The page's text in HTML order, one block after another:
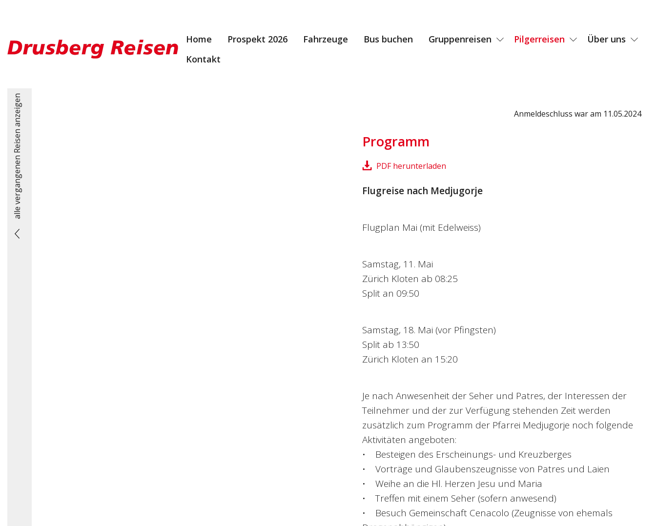
Home Prospekt 2026 Fahrzeuge Bus buchen Gruppenreisen Pilgerreisen
Über uns
Kontakt
alle vergangenen Reisen anzeigen Anmeldeschluss war am 11.05.2024
Programm
PDF herunterladen
Flugreise nach Medjugorje
Flugplan Mai (mit Edelweiss)
Samstag, 11. Mai
Zürich Kloten ab 08:25
Split an 09:50
Samstag, 18. Mai (vor Pfingsten)
Split ab 13:50
Zürich Kloten an 15:20
Je nach Anwesenheit der Seher und Patres, der Interessen der
Teilnehmer und der zur Verfügung stehenden Zeit werden
zusätzlich zum Programm der Pfarrei Medjugorje noch folgende
Aktivitäten angeboten:
• Besteigen des Erscheinungs- und Kreuzberges
• Vorträge und Glaubenszeugnisse von Patres und Laien
• Weihe an die Hl. Herzen Jesu und Maria
• Treffen mit einem Seher (sofern anwesend)
• Besuch Gemeinschaft Cenacolo (Zeugnisse von ehemals